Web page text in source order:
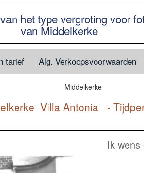
het type vergroting voor
van Middelkerke
tarief Alg. Verkoopsvoorwaarden
Middelkerke
Villa Antonia -
Ik